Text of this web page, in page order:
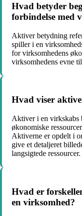
Hvad betyder
forbindelse med
Aktiver betydning
spiller i en
for virksomhedens
virksomhedens evne
Hvad viser
Aktiver i en virkskabs
økonomiske
Aktiverne er opdelt i
give et detaljeret
langsigtede ressourcer.
Hvad er
en virksomhed?